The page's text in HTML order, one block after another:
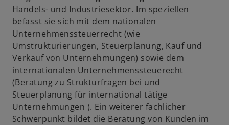
Handels- und Industriesektor. Im speziellen
befasst sie sich mit dem nationalen
Unternehmenssteuerrecht (wie
Umstrukturierungen, Steuerplanung, Kauf und
Verkauf von Unternehmungen) sowie dem
internationalen Unternehmenssteuerecht
(Beratung zu Strukturfragen bei und
Steuerplanung für international tätige
Unternehmungen ). Ein weiterer fachlicher
Schwerpunkt bildet die Beratung von Kunden im